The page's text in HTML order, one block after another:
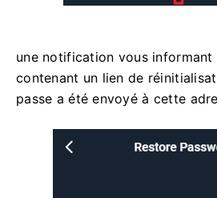
une notification vous informant
contenant un lien de
passe a été envoyé à cette